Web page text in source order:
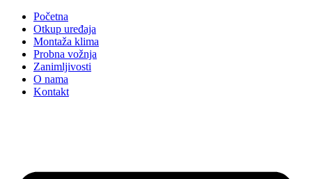
Početna
Otkup uređaja
Montaža klima
Probna vožnja
Zanimljivosti
O nama
Kontakt